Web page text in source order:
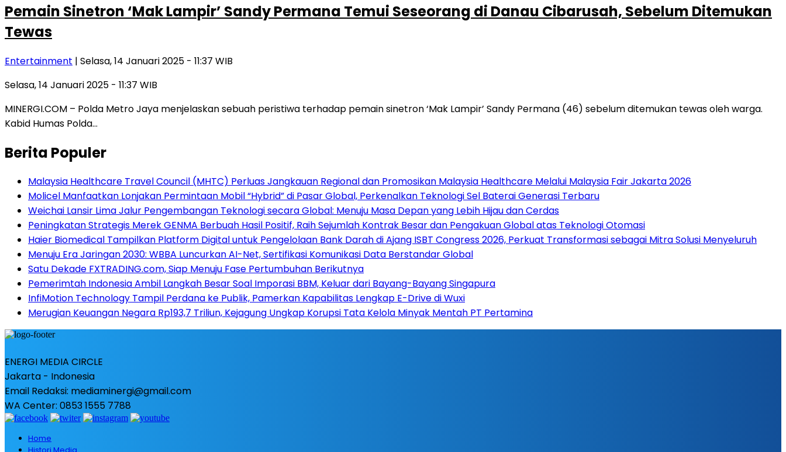
Pemain Sinetron ‘Mak Lampir’ Sandy Permana Temui Seseorang di Danau Cibarusah, Sebelum Ditemukan
Tewas
Entertainment | Selasa, 14 Januari 2025 - 11:37 WIB
Selasa, 14 Januari 2025 - 11:37 WIB
MINERGI.COM – Polda Metro Jaya menjelaskan sebuah peristiwa terhadap pemain sinetron ‘Mak Lampir’ Sandy Permana (46) sebelum ditemukan tewas oleh warga.
Kabid Humas Polda…
Berita Populer
Malaysia Healthcare Travel Council (MHTC) Perluas Jangkauan Regional dan Promosikan Malaysia Healthcare Melalui Malaysia Fair Jakarta 2026
Molicel Manfaatkan Lonjakan Permintaan Mobil “Hybrid” di Pasar Global, Perkenalkan Teknologi Sel Baterai Generasi Terbaru
Weichai Lansir Lima Jalur Pengembangan Teknologi secara Global: Menuju Masa Depan yang Lebih Hijau dan Cerdas
Peningkatan Strategis Merek GENMA Berbuah Hasil Positif, Raih Sejumlah Kontrak Besar dan Pengakuan Global atas Teknologi Otomasi
Haier Biomedical Tampilkan Platform Digital untuk Pengelolaan Bank Darah di Ajang ISBT Congress 2026, Perkuat Transformasi sebagai Mitra Solusi Menyeluruh
Menuju Era Jaringan 2030: WBBA Luncurkan AI-Net, Sertifikasi Komunikasi Data Berstandar Global
Satu Dekade FXTRADING.com, Siap Menuju Fase Pertumbuhan Berikutnya
Pemerimtah Indonesia Ambil Langkah Besar Soal Imporasi BBM, Keluar dari Bayang-Bayang Singapura
InfiMotion Technology Tampil Perdana ke Publik, Pamerkan Kapabilitas Lengkap E-Drive di Wuxi
Merugian Keuangan Negara Rp193,7 Triliun, Kejagung Ungkap Korupsi Tata Kelola Minyak Mentah PT Pertamina
ENERGI MEDIA CIRCLE
Jakarta - Indonesia
Email Redaksi: mediaminergi@gmail.com
WA Center: 0853 1555 7788
Home